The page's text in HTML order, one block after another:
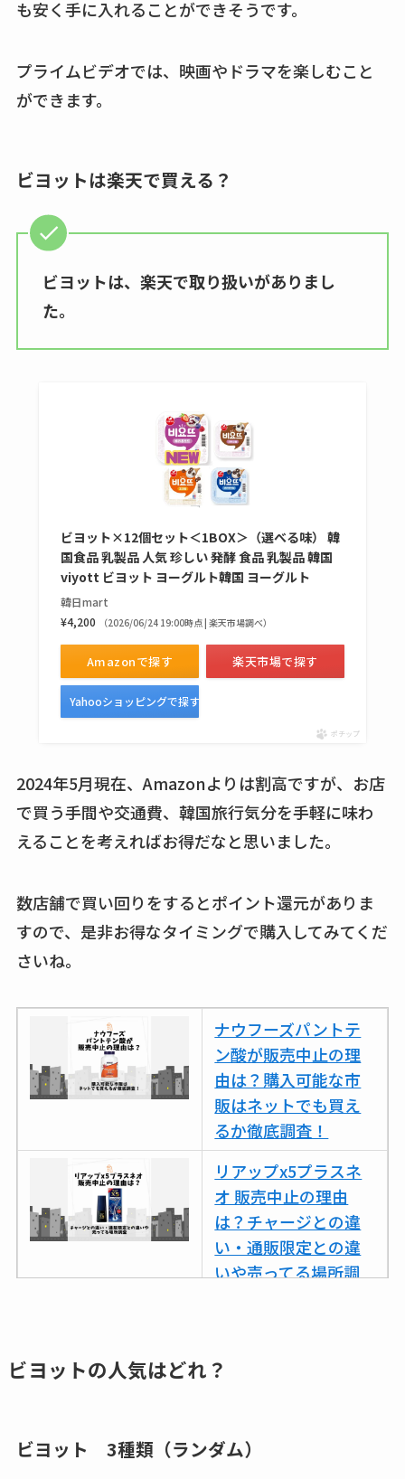
キーピング販売終了
ない？売ってる場所
スはコンビニで売っ
は？おすすめや効果
も安く手に入れることができそうです。
プライムビデオでは、映画やドラマを楽しむこと
ができます。
ビヨットは楽天で買える？
ビヨットは、楽天で取り扱いがありまし
た。
ビヨット×12個セット＜1BOX＞（選べる味） 韓
国食品 乳製品 人気 珍しい 発酵 食品 乳製品 韓国
viyott ビヨット ヨーグルト韓国 ヨーグルト
韓日mart
¥4,200
（2026/06/24 19:00時点 | 楽天市場調べ）
Amazonで探す 楽天市場で探す
Yahooショッピングで探す
ポチップ
2024年5月現在、Amazonよりは割高ですが、お店
で買う手間や交通費、韓国旅行気分を手軽に味わ
えることを考えればお得だなと思いました。
数店舗で買い回りをするとポイント還元がありま
すので、是非お得なタイミングで購入してみてくだ
さいね。
ナウフーズパントテ
ン酸が販売中止の理
由は？購入可能な市
販はネットでも買え
るか徹底調査！
リアップx5プラスネ
オ 販売中止の理由
は？チャージとの違
い・通販限定との違
いや売ってる場所調
め替えはどこで売っ
通販調査
ビヨットの人気はどれ？
ビヨット 3種類（ランダム）